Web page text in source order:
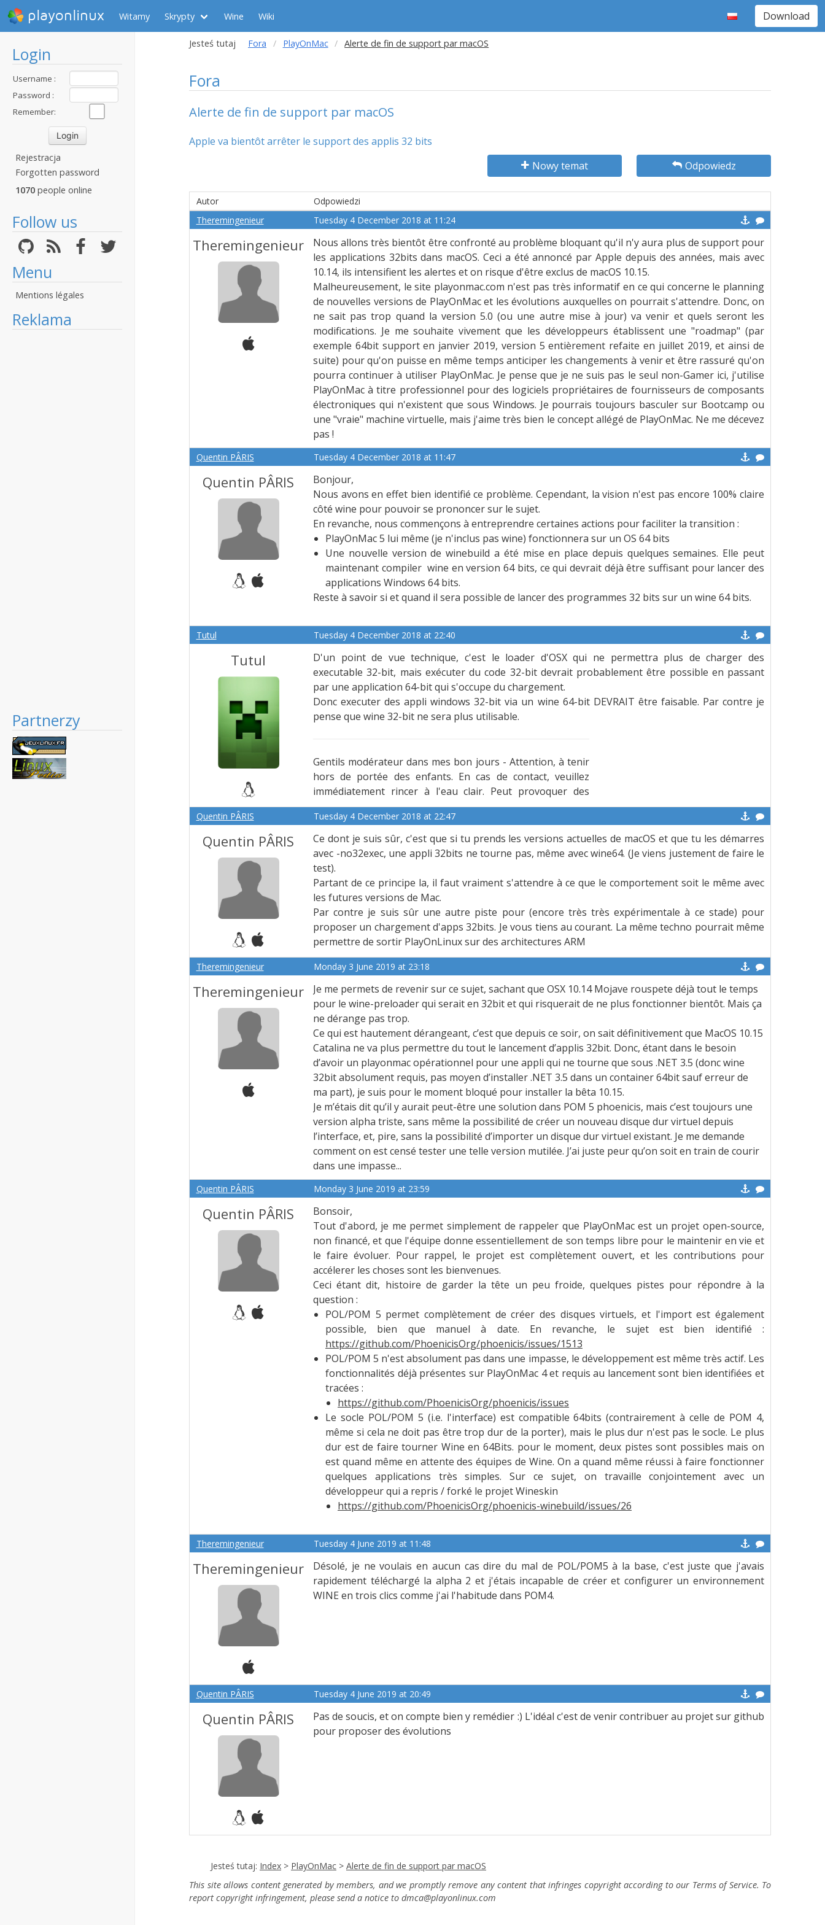
playonlinux Witamy Skrypty Wine Wiki Download
Login
Username :
Password :
Remember:
Rejestracja
Forgotten password
1070 people online
Follow us
Menu
Mentions légales
Reklama
Partnerzy
Jesteś tutaj Fora PlayOnMac Alerte de fin de support par macOS
Fora
Alerte de fin de support par macOS
Apple va bientôt arrêter le support des applis 32 bits
Nowy temat
Odpowiedz
Autor
Odpowiedzi
Theremingenieur
Tuesday 4 December 2018 at 11:24
Theremingenieur
Nous allons très bientôt être confronté au problème bloquant qu'il n'y aura plus de support pour
les applications 32bits dans macOS. Ceci a été annoncé par Apple depuis des années, mais avec
10.14, ils intensifient les alertes et on risque d'être exclus de macOS 10.15.
Malheureusement, le site playonmac.com n'est pas très informatif en ce qui concerne le planning
de nouvelles versions de PlayOnMac et les évolutions auxquelles on pourrait s'attendre. Donc, on
ne sait pas trop quand la version 5.0 (ou une autre mise à jour) va venir et quels seront les
modifications. Je me souhaite vivement que les développeurs établissent une "roadmap" (par
exemple 64bit support en janvier 2019, version 5 entièrement refaite en juillet 2019, et ainsi de
suite) pour qu'on puisse en même temps anticiper les changements à venir et être rassuré qu'on
pourra continuer à utiliser PlayOnMac. Je pense que je ne suis pas le seul non-Gamer ici, j'utilise
PlayOnMac à titre professionnel pour des logiciels propriétaires de fournisseurs de composants
électroniques qui n'existent que sous Windows. Je pourrais toujours basculer sur Bootcamp ou
une "vraie" machine virtuelle, mais j'aime très bien le concept allégé de PlayOnMac. Ne me décevez
pas !
Quentin PÂRIS Tuesday 4 December 2018 at 11:47
Quentin PÂRIS
Bonjour,
Nous avons en effet bien identifié ce problème. Cependant, la vision n'est pas encore 100% claire
côté wine pour pouvoir se prononcer sur le sujet.
En revanche, nous commençons à entreprendre certaines actions pour faciliter la transition :
PlayOnMac 5 lui même (je n'inclus pas wine) fonctionnera sur un OS 64 bits
Une nouvelle version de winebuild a été mise en place depuis quelques semaines. Elle peut
maintenant compiler wine en version 64 bits, ce qui devrait déjà être suffisant pour lancer des
applications Windows 64 bits.
Reste à savoir si et quand il sera possible de lancer des programmes 32 bits sur un wine 64 bits.
Tutul Tuesday 4 December 2018 at 22:40
Tutul
D'un point de vue technique, c'est le loader d'OSX qui ne permettra plus de charger des
executable 32-bit, mais exécuter du code 32-bit devrait probablement être possible en passant
par une application 64-bit qui s'occupe du chargement.
Donc executer des appli windows 32-bit via un wine 64-bit DEVRAIT être faisable. Par contre je
pense que wine 32-bit ne sera plus utilisable.
Gentils modérateur dans mes bon jours - Attention, à tenir
hors de portée des enfants. En cas de contact, veuillez
immédiatement rincer à l'eau clair. Peut provoquer des
sueurs froide !
Quentin PÂRIS Tuesday 4 December 2018 at 22:47
Quentin PÂRIS
Ce dont je suis sûr, c'est que si tu prends les versions actuelles de macOS et que tu les démarres
avec -no32exec, une appli 32bits ne tourne pas, même avec wine64. (Je viens justement de faire le
test).
Partant de ce principe la, il faut vraiment s'attendre à ce que le comportement soit le même avec
les futures versions de Mac.
Par contre je suis sûr une autre piste pour (encore très très expérimentale à ce stade) pour
proposer un chargement d'apps 32bits. Je vous tiens au courant. La même techno pourrait même
permettre de sortir PlayOnLinux sur des architectures ARM
Theremingenieur Monday 3 June 2019 at 23:18
Theremingenieur
Je me permets de revenir sur ce sujet, sachant que OSX 10.14 Mojave rouspete déjà tout le temps
pour le wine-preloader qui serait en 32bit et qui risquerait de ne plus fonctionner bientôt. Mais ça
ne dérange pas trop.
Ce qui est hautement dérangeant, c’est que depuis ce soir, on sait définitivement que MacOS 10.15
Catalina ne va plus permettre du tout le lancement d’applis 32bit. Donc, étant dans le besoin
d’avoir un playonmac opérationnel pour une appli qui ne tourne que sous .NET 3.5 (donc wine
32bit absolument requis, pas moyen d’installer .NET 3.5 dans un container 64bit sauf erreur de
ma part), je suis pour le moment bloqué pour installer la bêta 10.15.
Je m’étais dit qu’il y aurait peut-être une solution dans POM 5 phoenicis, mais c’est toujours une
version alpha triste, sans même la possibilité de créer un nouveau disque dur virtuel depuis
l’interface, et, pire, sans la possibilité d’importer un disque dur virtuel existant. Je me demande
comment on est censé tester une telle version mutilée. J’ai juste peur qu’on soit en train de courir
dans une impasse...
Quentin PÂRIS Monday 3 June 2019 at 23:59
Quentin PÂRIS
Bonsoir,
Tout d'abord, je me permet simplement de rappeler que PlayOnMac est un projet open-source,
non financé, et que l'équipe donne essentiellement de son temps libre pour le maintenir en vie et
le faire évoluer. Pour rappel, le projet est complètement ouvert, et les contributions pour
accélerer les choses sont les bienvenues.
Ceci étant dit, histoire de garder la tête un peu froide, quelques pistes pour répondre à la
question :
POL/POM 5 permet complètement de créer des disques virtuels, et l'import est également
possible, bien que manuel à date. En revanche, le sujet est bien identifié :
https://github.com/PhoenicisOrg/phoenicis/issues/1513
POL/POM 5 n'est absolument pas dans une impasse, le développement est même très actif. Les
fonctionnalités déjà présentes sur PlayOnMac 4 et requis au lancement sont bien identifiées et
tracées :
https://github.com/PhoenicisOrg/phoenicis/issues
Le socle POL/POM 5 (i.e. l'interface) est compatible 64bits (contrairement à celle de POM 4,
même si cela ne doit pas être trop dur de la porter), mais le plus dur n'est pas le socle. Le plus
dur est de faire tourner Wine en 64Bits. pour le moment, deux pistes sont possibles mais on
est quand même en attente des équipes de Wine. On a quand même réussi à faire fonctionner
quelques applications très simples. Sur ce sujet, on travaille conjointement avec un
développeur qui a repris / forké le projet Wineskin
https://github.com/PhoenicisOrg/phoenicis-winebuild/issues/26
Theremingenieur Tuesday 4 June 2019 at 11:48
Theremingenieur
Désolé, je ne voulais en aucun cas dire du mal de POL/POM5 à la base, c'est juste que j'avais
rapidement téléchargé la alpha 2 et j'étais incapable de créer et configurer un environnement
WINE en trois clics comme j'ai l'habitude dans POM4.
Quentin PÂRIS Tuesday 4 June 2019 at 20:49
Quentin PÂRIS
Pas de soucis, et on compte bien y remédier :) L'idéal c'est de venir contribuer au projet sur github
pour proposer des évolutions
Jesteś tutaj: Index > PlayOnMac > Alerte de fin de support par macOS
This site allows content generated by members, and we promptly remove any content that infringes copyright according to our Terms of Service. To
report copyright infringement, please send a notice to dmca@playonlinux.com